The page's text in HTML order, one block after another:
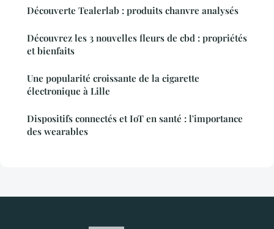
Découverte Tealerlab : produits chanvre analysés
Découvrez les 3 nouvelles fleurs de cbd : propriétés
et bienfaits
Une popularité croissante de la cigarette
électronique à Lille
Dispositifs connectés et IoT en santé : l'importance
des wearables